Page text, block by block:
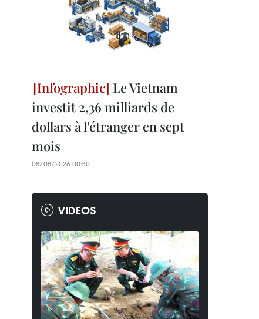
Le Vietnam
investit 2,36 milliards de
dollars à l'étranger en sept
mois
08/08/2026 00:30
VIDEOS